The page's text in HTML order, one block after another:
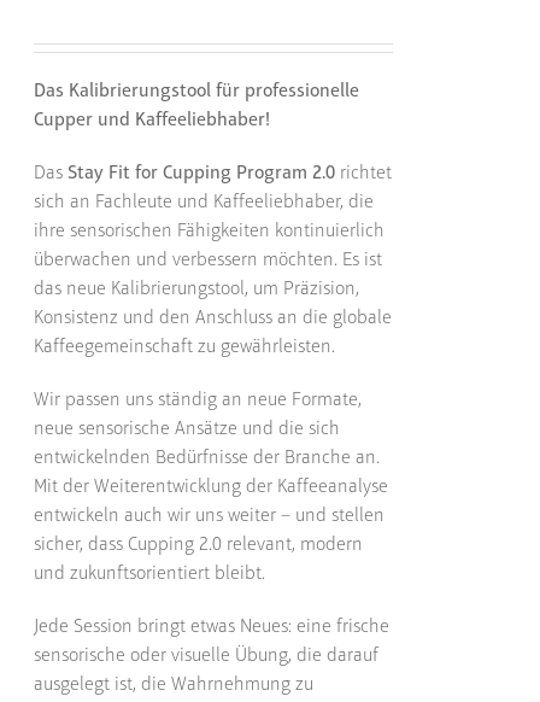
Das Kalibrierungstool für professionelle
Cupper und Kaffeeliebhaber!
Das Stay Fit for Cupping Program 2.0 richtet
sich an Fachleute und Kaffeeliebhaber, die
ihre sensorischen Fähigkeiten kontinuierlich
überwachen und verbessern möchten. Es ist
das neue Kalibrierungstool, um Präzision,
Konsistenz und den Anschluss an die globale
Kaffeegemeinschaft zu gewährleisten.
Wir passen uns ständig an neue Formate,
neue sensorische Ansätze und die sich
entwickelnden Bedürfnisse der Branche an.
Mit der Weiterentwicklung der Kaffeeanalyse
entwickeln auch wir uns weiter – und stellen
sicher, dass Cupping 2.0 relevant, modern
und zukunftsorientiert bleibt.
Jede Session bringt etwas Neues: eine frische
sensorische oder visuelle Übung, die darauf
ausgelegt ist, die Wahrnehmung zu